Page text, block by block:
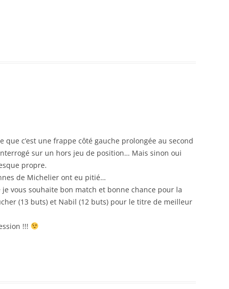
que c’est une frappe côté gauche prolongée au second
sur un hors jeu de position… Mais sinon oui
propre.
de Michelier ont eu pitié…
vous souhaite bon match et bonne chance pour la
(13 buts) et Nabil (12 buts) pour le titre de meilleur
!!!